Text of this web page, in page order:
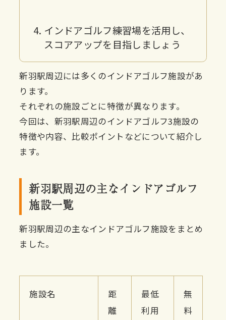
インドアゴルフ練習場を活用し、
スコアアップを目指しましょう
新羽駅周辺には多くのインドアゴルフ施設があ
ります。
それぞれの施設ごとに特徴が異なります。
今回は、新羽駅周辺のインドアゴルフ3施設の
特徴や内容、比較ポイントなどについて紹介し
ます。
新羽駅周辺の主なインドアゴルフ
施設一覧
新羽駅周辺の主なインドアゴルフ施設をまとめ
ました。
施設名
距
離
最低
利用
無
料